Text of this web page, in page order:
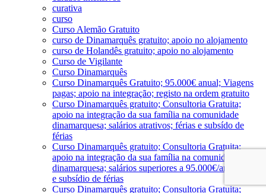
curativa
curso
Curso Alemão Gratuito
curso de Dinamarquês gratuito; apoio no alojamento
curso de Holandês gratuito; apoio no alojamento
Curso de Vigilante
Curso Dinamarquês
Curso Dinamarquês Gratuito; 95.000€ anual; Viagens
pagas; apoio na integração; registo na ordem gratuito
Curso Dinamarquês gratuito; Consultoria Gratuita;
apoio na integração da sua família na comunidade
dinamarquesa; salários atrativos; férias e subsído de
férias
Curso Dinamarquês gratuito; Consultoria Gratuita;
apoio na integração da sua família na comunidade
dinamarquesa; salários superiores a 95.000€/ano; férias
e subsídio de férias
Curso Dinamarquês gratuito; Consultoria Gratuita;